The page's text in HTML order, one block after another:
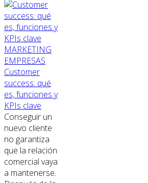
MARKETING
EMPRESAS
Customer
success: qué
es, funciones y
KPIs clave
Conseguir un
nuevo cliente
no garantiza
que la relación
comercial vaya
a mantenerse.